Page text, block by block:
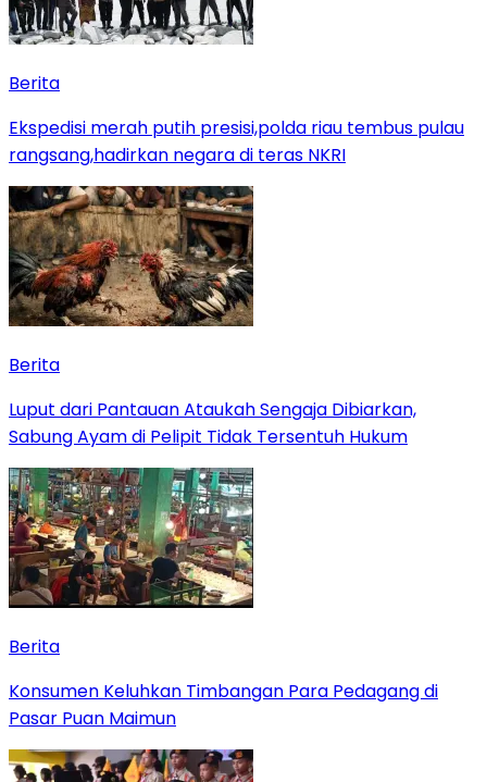
Berita
Ekspedisi merah putih presisi,polda riau tembus pulau
rangsang,hadirkan negara di teras NKRI
Berita
Luput dari Pantauan Ataukah Sengaja Dibiarkan,
Sabung Ayam di Pelipit Tidak Tersentuh Hukum
Berita
Konsumen Keluhkan Timbangan Para Pedagang di
Pasar Puan Maimun